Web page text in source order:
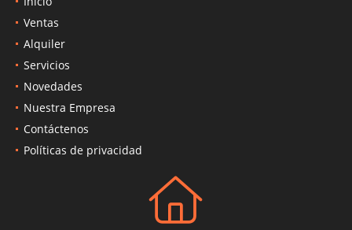
Ventas
Alquiler
Servicios
Novedades
Nuestra Empresa
Contáctenos
Políticas de privacidad